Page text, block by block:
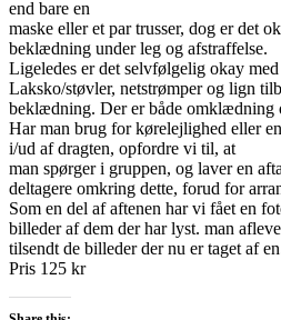
end bare en
maske eller et par trusser, dog er det
beklædning under leg og afstraffelse.
Ligeledes er det selvfølgelig okay
Laksko/støvler, netstrømper og lign
beklædning. Der er både omklædning
Har man brug for kørelejlighed eller
i/ud af dragten, opfordre vi til, at
man spørger i gruppen, og laver en
deltagere omkring dette, forud for
Som en del af aftenen har vi fået en
billeder af dem der har lyst. man
tilsendt de billeder der nu er taget af
Pris 125 kr